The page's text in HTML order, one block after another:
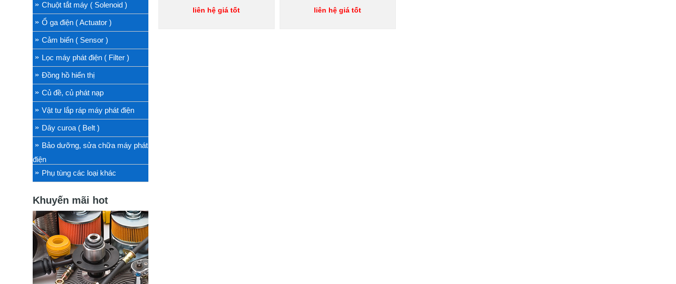
Chuột tắt máy ( Solenoid )
Ổ ga điện ( Actuator )
Cảm biến ( Sensor )
Lọc máy phát điện ( Filter )
Đồng hồ hiển thị
Củ đề, củ phát nạp
Vật tư lắp ráp máy phát điện
Dây curoa ( Belt )
Bảo dưỡng, sửa chữa máy phát
điện
Phụ tùng các loại khác
Khuyến mãi hot
liên hệ giá tốt liên hệ giá tốt